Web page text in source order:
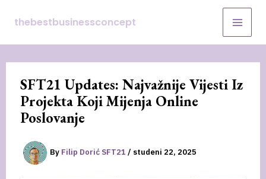
content
thebestbusinessconcept
SFT21 Updates: Najvažnije Vijesti Iz
Projekta Koji Mijenja Online
Poslovanje
By Filip Dorić SFT21 / studeni 22, 2025